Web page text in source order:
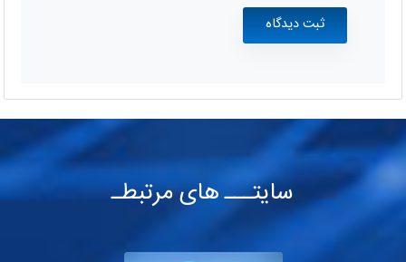
سایتـــ های مرتبطـ